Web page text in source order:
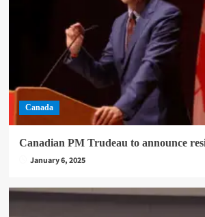
Canada
Canadian PM Trudeau to announce
January 6, 2025